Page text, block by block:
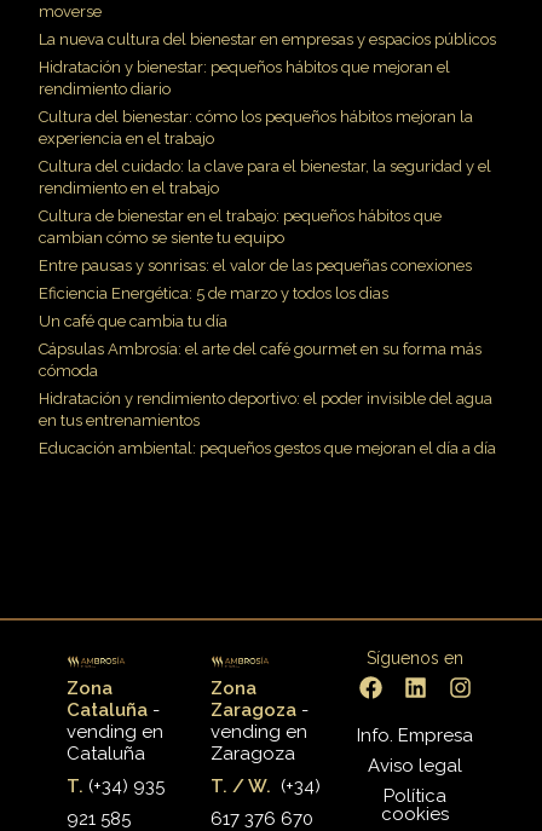
moverse
La nueva cultura del bienestar en empresas y espacios públicos
Hidratación y bienestar: pequeños hábitos que mejoran el
rendimiento diario
Cultura del bienestar: cómo los pequeños hábitos mejoran la
experiencia en el trabajo
Cultura del cuidado: la clave para el bienestar, la seguridad y el
rendimiento en el trabajo
Cultura de bienestar en el trabajo: pequeños hábitos que
cambian cómo se siente tu equipo
Entre pausas y sonrisas: el valor de las pequeñas conexiones
Eficiencia Energética: 5 de marzo y todos los dias
Un café que cambia tu día
Cápsulas Ambrosía: el arte del café gourmet en su forma más
cómoda
Hidratación y rendimiento deportivo: el poder invisible del agua
en tus entrenamientos
Educación ambiental: pequeños gestos que mejoran el día a día
Zona
Cataluña-
vending en
Cataluña
T. (+34) 935
921 585
Zona
Zaragoza -
vending en
Zaragoza
T. / W. (+34)
617 376 670
Síguenos en
Info. Empresa
Aviso legal
Política
cookies